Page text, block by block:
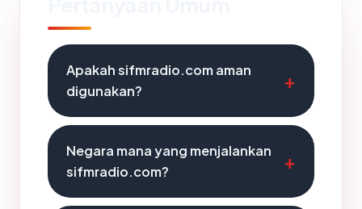
Apakah sifmradio.com aman
digunakan?
Negara mana yang menjalankan
sifmradio.com?